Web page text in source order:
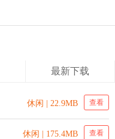
最新下载
休闲 | 22.9MB 查看
休闲 | 175.4MB 查看